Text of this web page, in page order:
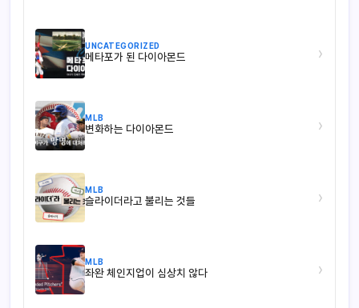
UNCATEGORIZED
메타포가 된 다이아몬드 ›
MLB
변화하는 다이아몬드 ›
MLB
슬라이더라고 불리는 것들 ›
MLB
좌완 체인지업이 심상치 않다 ›